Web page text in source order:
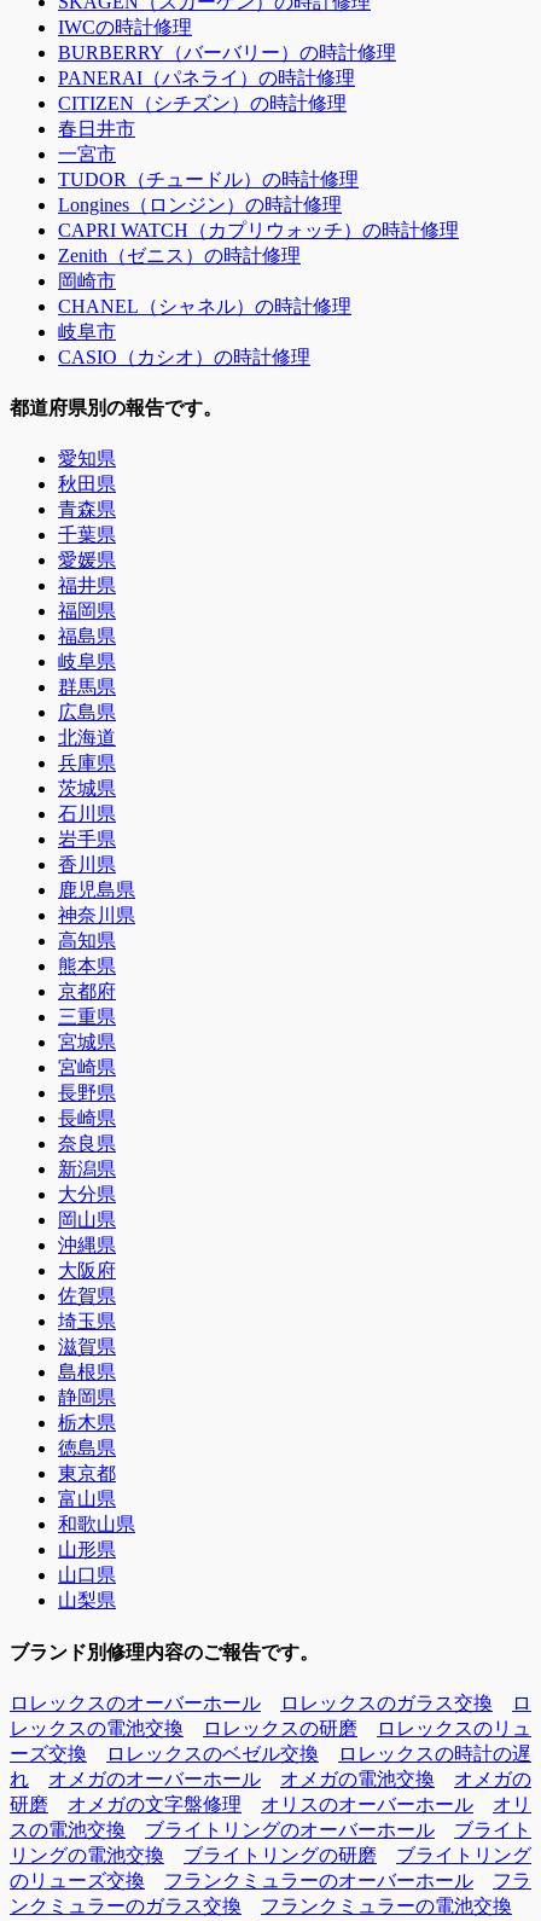
IWCの時計修理
BURBERRY（バーバリー）の時計修理
PANERAI（パネライ）の時計修理
CITIZEN（シチズン）の時計修理
春日井市
一宮市
TUDOR（チュードル）の時計修理
Longines（ロンジン）の時計修理
CAPRI WATCH（カプリウォッチ）の時計修理
Zenith（ゼニス）の時計修理
岡崎市
CHANEL（シャネル）の時計修理
岐阜市
CASIO（カシオ）の時計修理
都道府県別の報告です。
愛知県
秋田県
青森県
千葉県
愛媛県
福井県
福岡県
福島県
岐阜県
群馬県
広島県
北海道
兵庫県
茨城県
石川県
岩手県
香川県
鹿児島県
神奈川県
高知県
熊本県
京都府
三重県
宮城県
宮崎県
長野県
長崎県
奈良県
新潟県
大分県
岡山県
沖縄県
大阪府
佐賀県
埼玉県
滋賀県
島根県
静岡県
栃木県
徳島県
東京都
富山県
和歌山県
山形県
山口県
山梨県
ブランド別修理内容のご報告です。
ロレックスのオーバーホール ロレックスのガラス交換
ロ
レックスの電池交換
ロレックスの研磨
ロレックスのリュ
ーズ交換
ロレックスのベゼル交換
ロレックスの時計の遅
れ
オメガのオーバーホール オメガの電池交換
オメガの
研磨
オメガの文字盤修理 オリスのオーバーホール
オリ
スの電池交換
ブライトリングのオーバーホール
ブライト
リングの電池交換
ブライトリングの研磨
ブライトリング
のリューズ交換
フランクミュラーのオーバーホール
フラ
ンクミュラーのガラス交換
フランクミュラーの電池交換